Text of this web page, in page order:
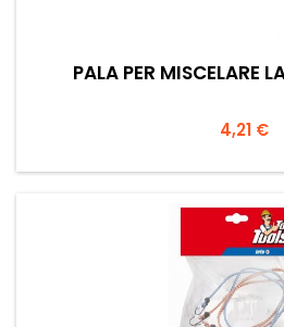
PALA PER MISCELARE
Prezzo
4,21 €